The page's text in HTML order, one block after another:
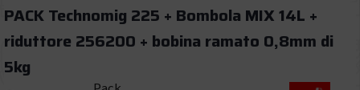
PACK Technomig 225 + Bombola MIX 14L +
riduttore 256200 + bobina ramato 0,8mm di
5kg